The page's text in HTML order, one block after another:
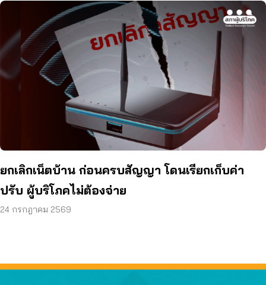
ยกเลิกเน็ตบ้าน ก่อนครบสัญญา โดนเรียกเก็บค่า
ปรับ ผู้บริโภคไม่ต้องจ่าย
24 กรกฎาคม 2569